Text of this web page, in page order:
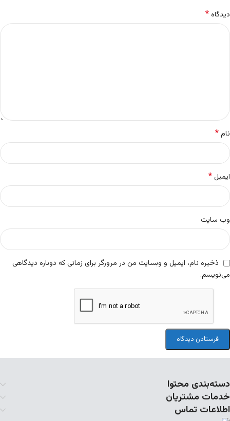
دیدگاه*
نام*
ایمیل*
وب‌ سایت
ذخیره نام، ایمیل و وبسایت من در مرورگر برای زمانی که دوباره دیدگاهی
می‌نویسم.
دسته‌بندی محتوا
خدمات مشتریان
اطلاعات تماس